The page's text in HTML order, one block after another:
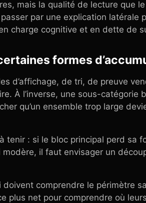
mais la qualité de lecture que
par une explication latérale
charge cognitive et en dette de
formes
d’affichage, de tri, de preuve
À l’inverse, une sous-catégorie
qu’un ensemble trop large
tenir : si le bloc principal perd sa
modère, il faut envisager un
comprendre le périmètre
plus net pour comprendre où